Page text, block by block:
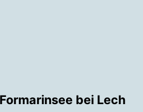
bei Lech